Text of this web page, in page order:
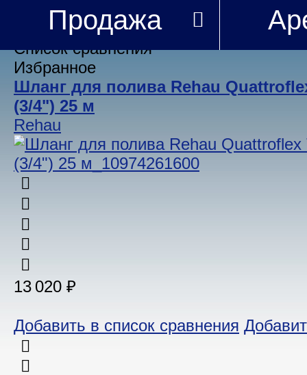
Продажа
Вы недавно смотрели
Список сравнения
Избранное
Шланг для полива Rehau
(3/4ʺ) 25 м
Rehau
13 020 ₽
Добавить в список сравнения